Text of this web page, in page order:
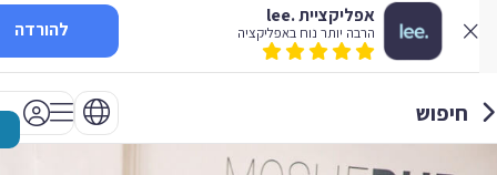
אפליקציית .lee
הרבה יותר נוח באפליקציה להורדה
חיפוש